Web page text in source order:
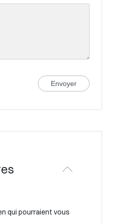
Envoyer
qui pourraient vous